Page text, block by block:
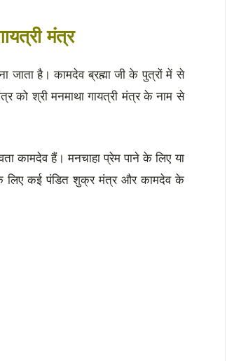
मंत्र
जाता है। कामदेव ब्रह्मा जी के पुत्रों में से
को श्री मनमाथा गायत्री मंत्र के नाम से
कामदेव हैं। मनचाहा प्रेम पाने के लिए या
लिए कई पंडित शुक्र मंत्र और कामदेव के